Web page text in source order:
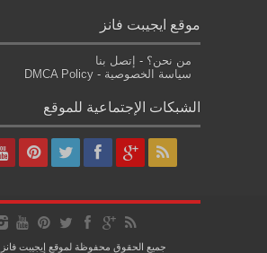
موقع ايجيبت فانز
من نحن؟ - إتصل بنا
سياسة الخصوصية -
DMCA Policy
الشبكات الإجتماعية للموقع
جميع الحقوق محفوظة لموقع إيجيبت